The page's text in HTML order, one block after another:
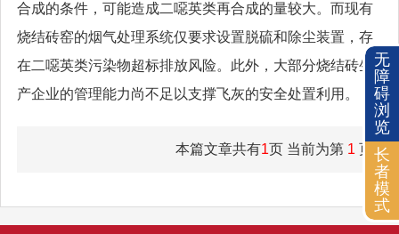
合成的条件，可能造成二噁英类再合成的量较大。而现有
烧结砖窑的烟气处理系统仅要求设置脱硫和除尘装置，存
在二噁英类污染物超标排放风险。此外，大部分烧结砖生
产企业的管理能力尚不足以支撑飞灰的安全处置利用。
本篇文章共有1页 当前为第 1 页
无
障
碍
浏
览
长
者
模
式